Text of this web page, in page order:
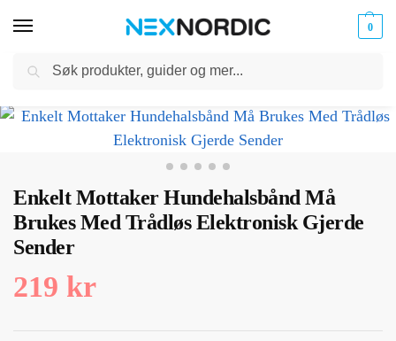
0
til
Kabler
Enkelt Mottaker Hundehalsbånd Må
Brukes Med Trådløs Elektronisk Gjerde
Sender
219 kr